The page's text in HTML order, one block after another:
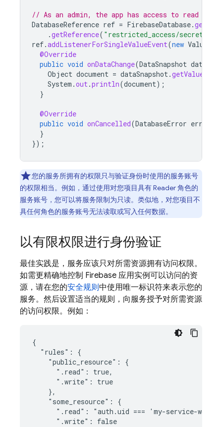
// As an admin, the app has access to read
DatabaseReference ref = FirebaseDatabase.
.getReference( "restricted_access/
ref.addListenerForSingleValueEvent(new
@Override
public void onDataChange(DataSnapshot
Object document = dataSnapshot.getValue
System .out.println(document);
}
@Override
public void onCancelled(DatabaseError error
}
});
您的服务所拥有的权限只与验证身份时使用的服务账号
的权限相当。例如，通过使用对您项目具有 Reader 角色的
服务账号，您可以将服务限制为只读。类似地，对您项目不
具任何角色的服务账号无法读取或写入任何数据。
以有限权限进行身份验证
最佳实践是，服务应该只对所需资源拥有访问权限。
如需更精确地控制 Firebase 应用实例可以访问的资
源，请在您的安全规则中使用唯一标识符来表示您的
服务。然后设置适当的规则，向服务授予对所需资源
的访问权限。例如：
{
  "rules": {
    "public_resource": {
      ".read": true,
      ".write": true
    },
    "some_resource": {
".read": "auth.uid === 'my-service-
      ".write": false